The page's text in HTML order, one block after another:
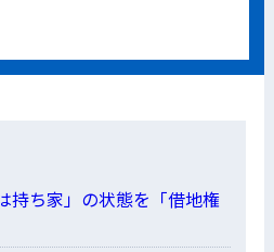
持ち家」の状態を「借地権